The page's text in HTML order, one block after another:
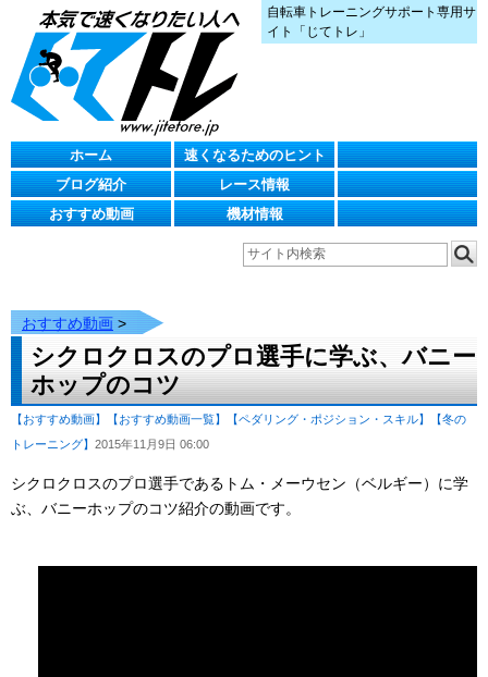
自転車トレーニングサポート専用サ
イト「じてトレ」
ホーム
速くなるためのヒント
ブログ紹介
レース情報
おすすめ動画
機材情報
おすすめ動画 >
シクロクロスのプロ選手に学ぶ、バニー
ホップのコツ
【おすすめ動画】 【おすすめ動画一覧】 【ペダリング・ポジション・スキル】
【冬の
トレーニング】 2015年11月9日 06:00
シクロクロスのプロ選手であるトム・メーウセン（ベルギー）に学
ぶ、バニーホップのコツ紹介の動画です。